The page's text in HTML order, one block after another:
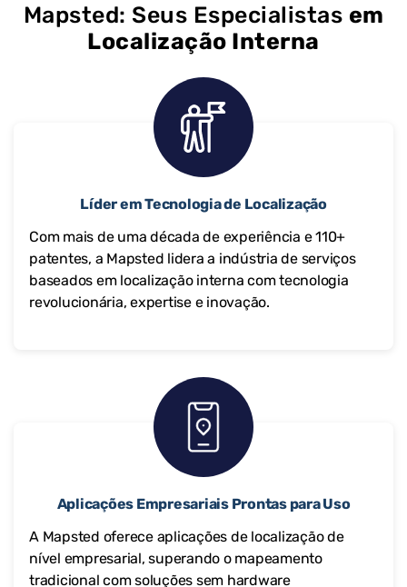
Mapsted: Seus Especialistas em
Localização Interna
Líder em Tecnologia de Localização
Com mais de uma década de experiência e 110+
patentes, a Mapsted lidera a indústria de serviços
baseados em localização interna com tecnologia
revolucionária, expertise e inovação.
Aplicações Empresariais Prontas para Uso
A Mapsted oferece aplicações de localização de
nível empresarial, superando o mapeamento
tradicional com soluções sem hardware